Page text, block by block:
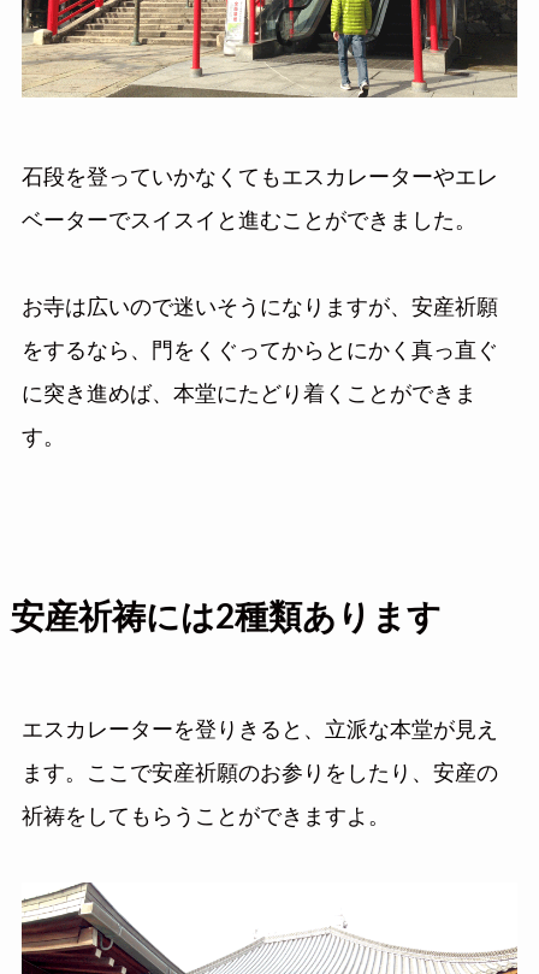
石段を登っていかなくてもエスカレーターやエレ
ベーターでスイスイと進むことができました。
お寺は広いので迷いそうになりますが、安産祈願
をするなら、門をくぐってからとにかく真っ直ぐ
に突き進めば、本堂にたどり着くことができま
す。
安産祈祷には2種類あります
エスカレーターを登りきると、立派な本堂が見え
ます。ここで安産祈願のお参りをしたり、安産の
祈祷をしてもらうことができますよ。